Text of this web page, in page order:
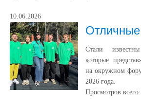
10.06.2026
Отличные
Стали
которые
на окружном
2026 года.
Просмотров всего: